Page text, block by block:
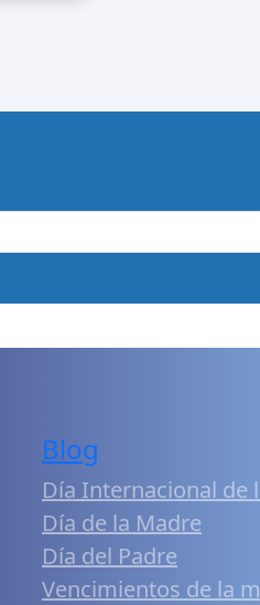
Blog
Día Internacional de
Día de la Madre
Día del Padre
Vencimientos de la